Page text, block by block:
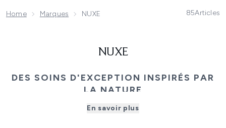
Home Marques NUXE 85Articles
NUXE
DES SOINS D'EXCEPTION INSPIRÉS PAR
LA NATURE
formulations avancées pour offrir une peau éclatante,
En savoir plus